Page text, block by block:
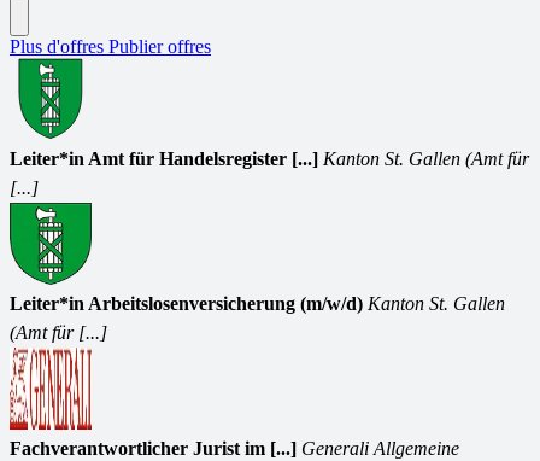
Plus d'offres Publier offres
Leiter*in Amt für Handelsregister [...] Kanton St. Gallen (Amt für
[...]
Leiter*in Arbeitslosenversicherung (m/w/d) Kanton St. Gallen
(Amt für [...]
Fachverantwortlicher Jurist im [...] Generali Allgemeine